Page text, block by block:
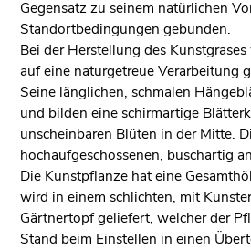
Gegensatz zu seinem natürlichen
Standortbedingungen gebunden.
Bei der Herstellung des
auf eine naturgetreue Verarbeitung
Seine länglichen, schmalen
und bilden eine schirmartige
unscheinbaren Blüten in der Mitte.
hochaufgeschossenen, buschartig
Die Kunstpflanze hat eine
wird in einem schlichten, mit
Gärtnertopf geliefert, welcher der
Stand beim Einstellen in einen